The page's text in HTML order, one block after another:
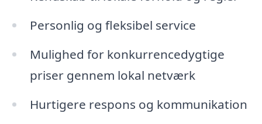
Personlig og fleksibel service
Mulighed for konkurrencedygtige
priser gennem lokal netværk
Hurtigere respons og kommunikation